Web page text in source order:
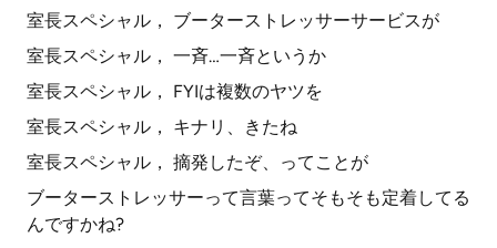
室長スペシャル， ブーターストレッサーサービスが
室長スペシャル， 一斉…一斉というか
室長スペシャル， FYIは複数のヤツを
室長スペシャル， キナリ、きたね
室長スペシャル， 摘発したぞ、ってことが
ブーターストレッサーって言葉ってそもそも定着してる
んですかね?